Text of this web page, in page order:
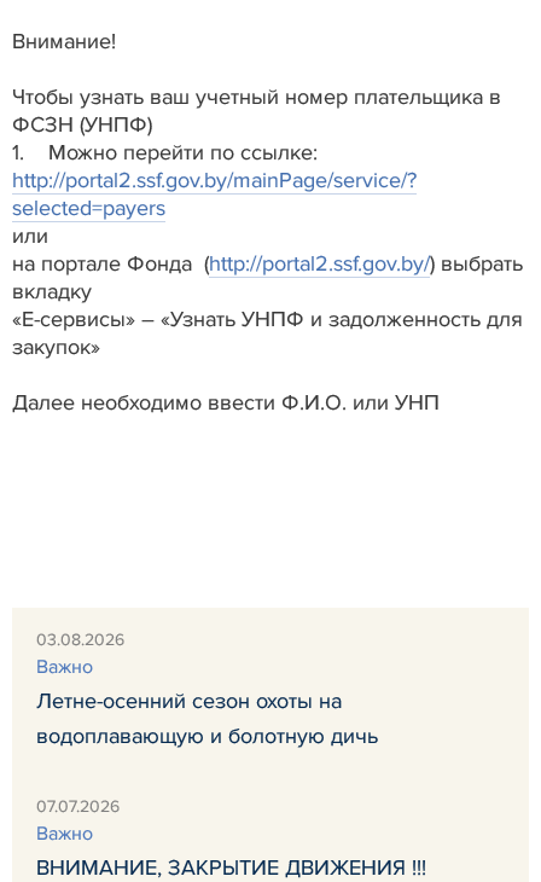
Внимание!
Чтобы узнать ваш учетный номер плательщика в
ФСЗН (УНПФ)
1. Можно перейти по ссылке:
http://portal2.ssf.gov.by/mainPage/service/?
selected=payers
или
на портале Фонда (http://portal2.ssf.gov.by/) выбрать
вкладку
«E-сервисы» – «Узнать УНПФ и задолженность для
закупок»
Далее необходимо ввести Ф.И.О. или УНП
03.08.2026
Важно
Летне-осенний сезон охоты на
водоплавающую и болотную дичь
07.07.2026
Важно
ВНИМАНИЕ, ЗАКРЫТИЕ ДВИЖЕНИЯ !!!